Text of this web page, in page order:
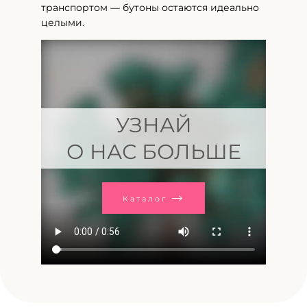
транспортом — бутоны остаются идеально
целыми.
УЗНАЙ
О НАС БОЛЬШЕ
Каталог